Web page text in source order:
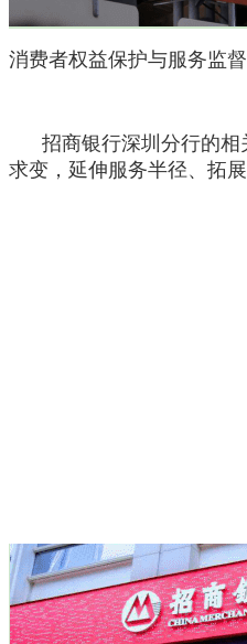
消费者权益保护与服务监
招商银行深圳分行的相
求变，延伸服务半径、拓